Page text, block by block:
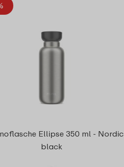
Ellipse 350 ml - Nordic
black